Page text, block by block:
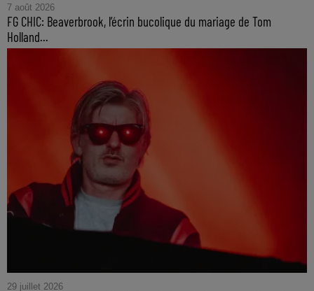
7 août 2026
FG CHIC: Beaverbrook, l’écrin bucolique du mariage de Tom
Holland...
29 juillet 2026